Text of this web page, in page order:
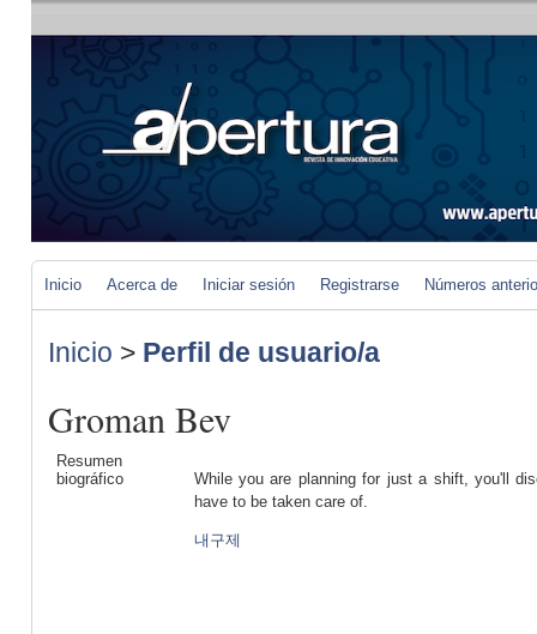
Inicio Acerca de Iniciar sesión Registrarse Números
Inicio > Perfil de usuario/a
Groman Bev
Resumen
biográfico
While you are planning for just a shift, you'll
have to be taken care of.
내구제